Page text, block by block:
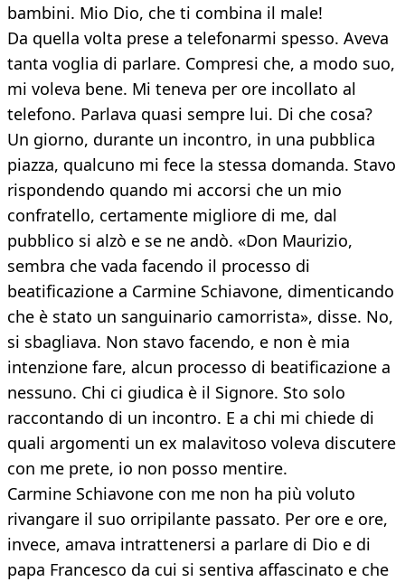
bambini. Mio Dio, che ti combina il male!
Da quella volta prese a telefonarmi spesso. Aveva
tanta voglia di parlare. Compresi che, a modo suo,
mi voleva bene. Mi teneva per ore incollato al
telefono. Parlava quasi sempre lui. Di che cosa?
Un giorno, durante un incontro, in una pubblica
piazza, qualcuno mi fece la stessa domanda. Stavo
rispondendo quando mi accorsi che un mio
confratello, certamente migliore di me, dal
pubblico si alzò e se ne andò. «Don Maurizio,
sembra che vada facendo il processo di
beatificazione a Carmine Schiavone, dimenticando
che è stato un sanguinario camorrista», disse. No,
si sbagliava. Non stavo facendo, e non è mia
intenzione fare, alcun processo di beatificazione a
nessuno. Chi ci giudica è il Signore. Sto solo
raccontando di un incontro. E a chi mi chiede di
quali argomenti un ex malavitoso voleva discutere
con me prete, io non posso mentire.
Carmine Schiavone con me non ha più voluto
rivangare il suo orripilante passato. Per ore e ore,
invece, amava intrattenersi a parlare di Dio e di
papa Francesco da cui si sentiva affascinato e che